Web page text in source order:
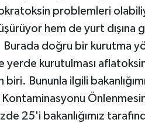
problemleri
hem de yurt
doğru bir kurutma
yerde kurutulması
Bununla ilgili
25'i bakanlığımız